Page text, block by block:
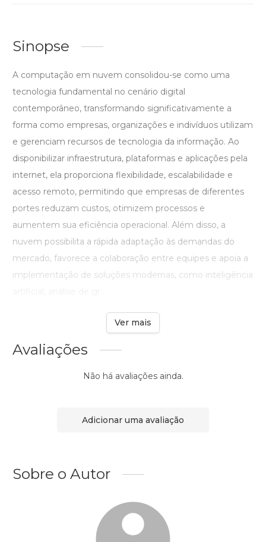
Sinopse
A computação em nuvem consolidou-se como uma
tecnologia fundamental no cenário digital
contemporâneo, transformando significativamente a
forma como empresas, organizações e indivíduos utilizam
e gerenciam recursos de tecnologia da informação. Ao
disponibilizar infraestrutura, plataformas e aplicações pela
internet, ela proporciona flexibilidade, escalabilidade e
acesso remoto, permitindo que empresas de diferentes
portes reduzam custos, otimizem processos e
aumentem sua eficiência operacional. Além disso, a
nuvem possibilita a rápida adaptação às demandas do
mercado, favorece a colaboração entre equipes e apoia a
implementação de soluções modernas, como inteligência
Ver mais
Avaliações
Não há avaliações ainda.
Adicionar uma avaliação
Sobre o Autor